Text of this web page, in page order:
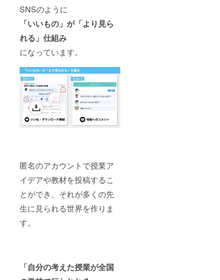
SNSのように
「いいもの」が「より見ら
れる」仕組み
になっています。
匿名のアカウントで授業ア
イデアや教材を投稿するこ
とができ、それが多くの先
生に見られる世界を作りま
す。
「自分の考えた授業が全国